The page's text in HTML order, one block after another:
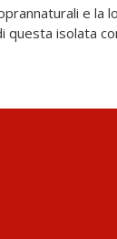
e la
questa isolata